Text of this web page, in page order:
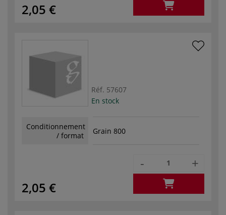
2,05 €
Réf. 57607
En stock
Conditionnement
/ format
Grain 800
2,05 €
- +